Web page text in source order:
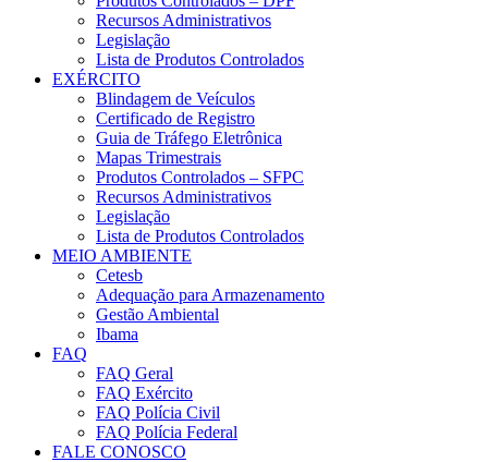
Recursos Administrativos
Legislação
Lista de Produtos Controlados
EXÉRCITO
Blindagem de Veículos
Certificado de Registro
Guia de Tráfego Eletrônica
Mapas Trimestrais
Produtos Controlados – SFPC
Recursos Administrativos
Legislação
Lista de Produtos Controlados
MEIO AMBIENTE
Cetesb
Adequação para Armazenamento
Gestão Ambiental
Ibama
FAQ
FAQ Geral
FAQ Exército
FAQ Polícia Civil
FAQ Polícia Federal
FALE CONOSCO